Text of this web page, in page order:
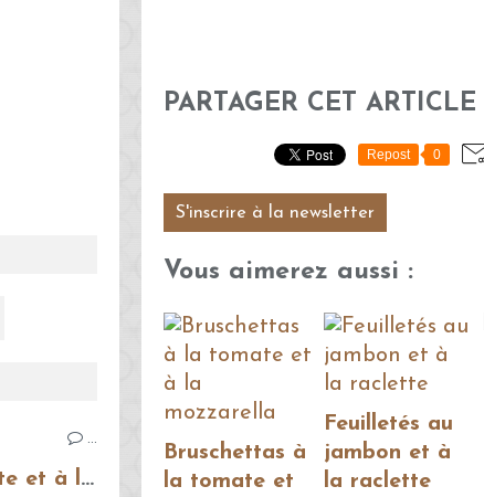
PARTAGER CET ARTICLE
Repost 0
S'inscrire à la newsletter
Vous aimerez aussi :
Bruschettas à
la tomate et
Feuilletés au
jambon et à
la raclette
…
Bruschettas à la tomate et à la mozzarella